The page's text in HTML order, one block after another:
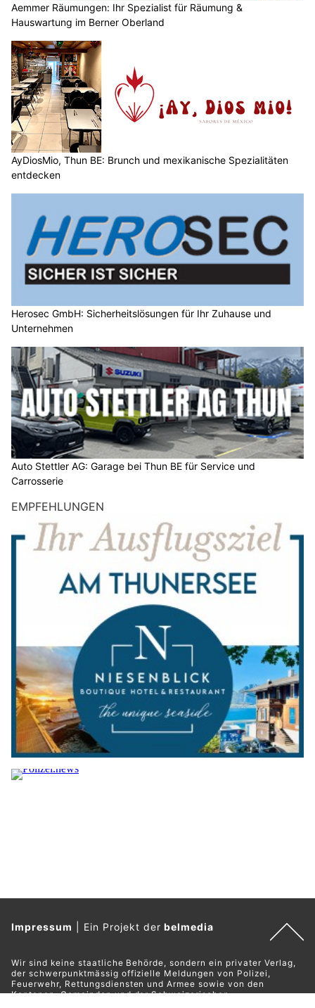
Aemmer Räumungen: Ihr Spezialist für Räumung &
Hauswartung im Berner Oberland
AyDiosMio, Thun BE: Brunch und mexikanische Spezialitäten
entdecken
Herosec GmbH: Sicherheitslösungen für Ihr Zuhause und
Unternehmen
Auto Stettler AG: Garage bei Thun BE für Service und
Carrosserie
EMPFEHLUNGEN
Impressum Ein Projekt derbelmedia
Wir sind keine staatliche Behörde, sondern ein privater Verlag,
der schwerpunktmässig offizielle Meldungen von Polizei,
Feuerwehr, Rettungsdiensten und Armee sowie von den
Kantonen, Gemeinden und der Schweizerischen